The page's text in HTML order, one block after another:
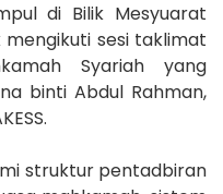
di Bilik Mesyuarat
mengikuti sesi taklimat
Syariah yang
binti Abdul Rahman,
struktur pentadbiran